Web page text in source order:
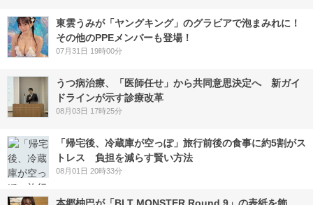
東雲うみが「ヤングキング」のグラビアで泡まみれに！
その他のPPEメンバーも登場！
07月31日 19時00分
うつ病治療、「医師任せ」から共同意思決定へ 新ガイ
ドラインが示す診療改革
08月03日 17時25分
「帰宅後、冷蔵庫が空っぽ」旅行前後の食事に約5割がス
トレス 負担を減らす賢い方法
08月01日 20時33分